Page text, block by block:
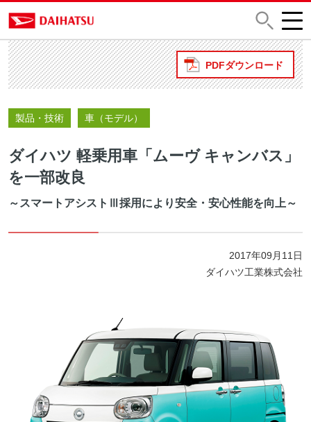
PDFダウンロード
製品・技術 車（モデル）
ダイハツ 軽乗用車「ムーヴ キャンバス」
を一部改良
～スマートアシストⅢ採用により安全・安心性能を向上～
2017年09月11日
ダイハツ工業株式会社